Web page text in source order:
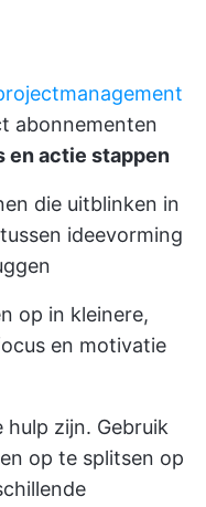
abonnementen
en actie stappen
die uitblinken in
ideevorming
op in kleinere,
en motivatie
zijn. Gebruik
op te splitsen op